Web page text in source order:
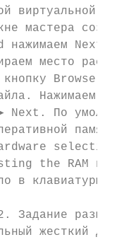
виртуальной
мастера
нажимаем Next
место
Browse,
Нажимаем
Next. По
памяти
selection.
the RAM и
в клавиатуры
Задание
жесткий